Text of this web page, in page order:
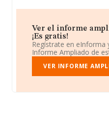
Ver el informe
¡Es gratis!
Regístrate en eInforma
Informe Ampliado de
VER INFORME